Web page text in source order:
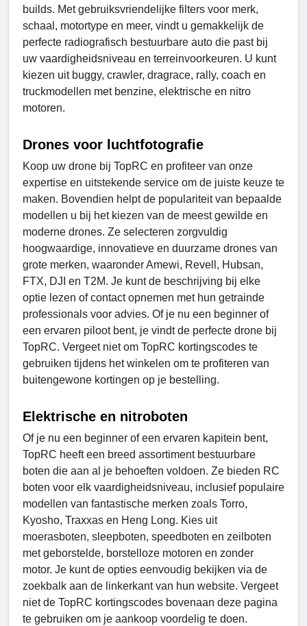
builds. Met gebruiksvriendelijke filters voor merk,
schaal, motortype en meer, vindt u gemakkelijk de
perfecte radiografisch bestuurbare auto die past bij
uw vaardigheidsniveau en terreinvoorkeuren. U kunt
kiezen uit buggy, crawler, dragrace, rally, coach en
truckmodellen met benzine, elektrische en nitro
motoren.
Drones voor luchtfotografie
Koop uw drone bij TopRC en profiteer van onze
expertise en uitstekende service om de juiste keuze te
maken. Bovendien helpt de populariteit van bepaalde
modellen u bij het kiezen van de meest gewilde en
moderne drones. Ze selecteren zorgvuldig
hoogwaardige, innovatieve en duurzame drones van
grote merken, waaronder Amewi, Revell, Hubsan,
FTX, DJI en T2M. Je kunt de beschrijving bij elke
optie lezen of contact opnemen met hun getrainde
professionals voor advies. Of je nu een beginner of
een ervaren piloot bent, je vindt de perfecte drone bij
TopRC. Vergeet niet om TopRC kortingscodes te
gebruiken tijdens het winkelen om te profiteren van
buitengewone kortingen op je bestelling.
Elektrische en nitroboten
Of je nu een beginner of een ervaren kapitein bent,
TopRC heeft een breed assortiment bestuurbare
boten die aan al je behoeften voldoen. Ze bieden RC
boten voor elk vaardigheidsniveau, inclusief populaire
modellen van fantastische merken zoals Torro,
Kyosho, Traxxas en Heng Long. Kies uit
moerasboten, sleepboten, speedboten en zeilboten
met geborstelde, borstelloze motoren en zonder
motor. Je kunt de opties eenvoudig bekijken via de
zoekbalk aan de linkerkant van hun website. Vergeet
niet de TopRC kortingscodes bovenaan deze pagina
te gebruiken om je aankoop voordelig te doen.